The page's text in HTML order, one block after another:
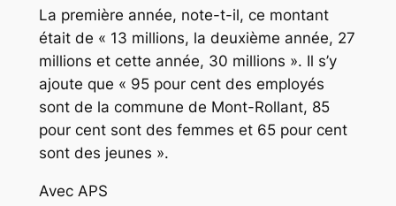
La première année, note-t-il, ce montant
était de « 13 millions, la deuxième année, 27
millions et cette année, 30 millions ». Il s’y
ajoute que « 95 pour cent des employés
sont de la commune de Mont-Rollant, 85
pour cent sont des femmes et 65 pour cent
sont des jeunes ».
Avec APS